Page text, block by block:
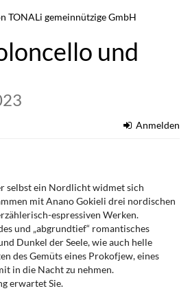
TONALi gemeinnützige GmbH
und
Anmelden
selbst ein Nordlicht widmet sich
mit Anano Gokieli drei nordischen
espressiven Werken.
und „abgrundtief“ romantisches
Dunkel der Seele, wie auch helle
des Gemüts eines Prokofjew, eines
in die Nacht zu nehmen.
erwartet Sie.